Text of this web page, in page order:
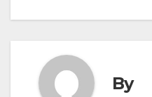
By